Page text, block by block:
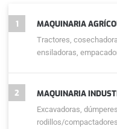
MAQUINARIA
Tractores,
ensiladoras,
1
MAQUINARIA
Excavadoras,
rodillos/
2